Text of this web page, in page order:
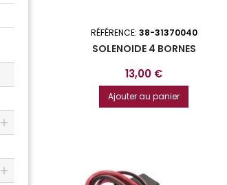
RÉFÉRENCE: 38-31370040
SOLENOIDE 4 BORNES
Prix
13,00 €
Ajouter au panier